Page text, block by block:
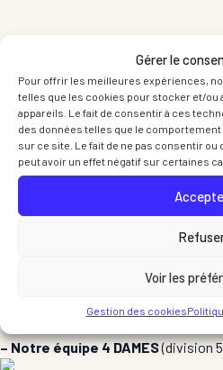
Gérer le
Pour offrir les meilleures expériences,
telles que les cookies pour stocker et/ou
appareils. Le fait de consentir à ces
des données telles que le comportement
sur ce site. Le fait de ne pas consentir
peut avoir un effet négatif sur certaines
Voir les
Gestion des cookies
– Notre équipe 4 DAMES(division